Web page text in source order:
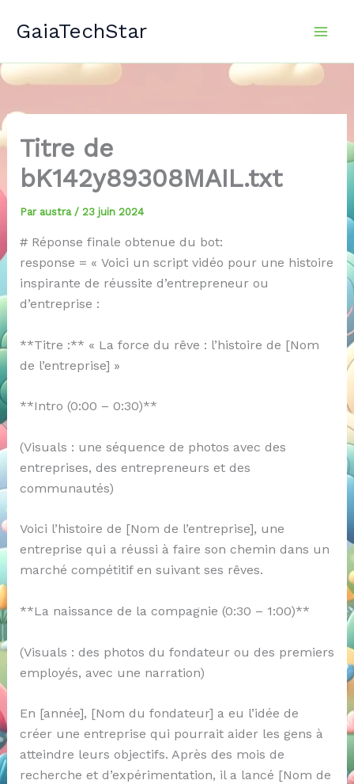
GaiaTechStar
Titre de
bK142y89308MAIL.txt
Par austra / 23 juin 2024
# Réponse finale obtenue du bot:
response = « Voici un script vidéo pour une histoire
inspirante de réussite d’entrepreneur ou
d’entreprise :
**Titre :** « La force du rêve : l’histoire de [Nom
de l’entreprise] »
**Intro (0:00 – 0:30)**
(Visuals : une séquence de photos avec des
entreprises, des entrepreneurs et des
communautés)
Voici l’histoire de [Nom de l’entreprise], une
entreprise qui a réussi à faire son chemin dans un
marché compétitif en suivant ses rêves.
**La naissance de la compagnie (0:30 – 1:00)**
(Visuals : des photos du fondateur ou des premiers
employés, avec une narration)
En [année], [Nom du fondateur] a eu l’idée de
créer une entreprise qui pourrait aider les gens à
atteindre leurs objectifs. Après des mois de
recherche et d’expérimentation, il a lancé [Nom de